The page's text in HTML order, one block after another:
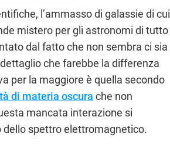
l’ammasso di galassie di cui
mistero per gli astronomi di tutto
dal fatto che non sembra ci sia
che farebbe la differenza
per la maggiore è quella secondo
di materia oscura che non
mancata interazione si
dello spettro elettromagnetico.